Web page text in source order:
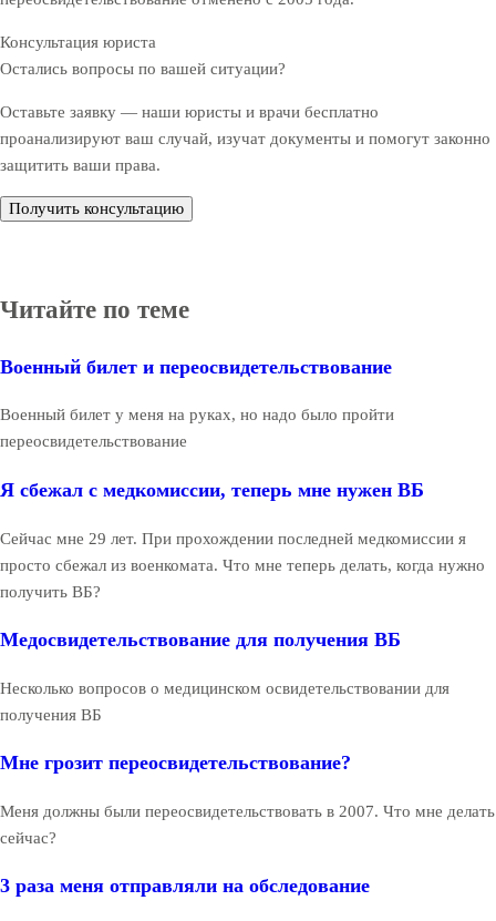
Консультация юриста
Остались вопросы по вашей ситуации?
Оставьте заявку — наши юристы и врачи бесплатно
проанализируют ваш случай, изучат документы и помогут законно
защитить ваши права.
Получить консультацию
Читайте по теме
Военный билет и переосвидетельствование
Военный билет у меня на руках, но надо было пройти
переосвидетельствование
Я сбежал с медкомиссии, теперь мне нужен ВБ
Сейчас мне 29 лет. При прохождении последней медкомиссии я
просто сбежал из военкомата. Что мне теперь делать, когда нужно
получить ВБ?
Медосвидетельствование для получения ВБ
Несколько вопросов о медицинском освидетельствовании для
получения ВБ
Мне грозит переосвидетельствование?
Меня должны были переосвидетельствовать в 2007. Что мне делать
сейчас?
3 раза меня отправляли на обследование